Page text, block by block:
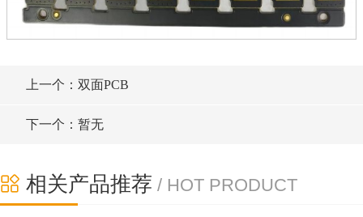
上一个：双面PCB
下一个：暂无
相关产品推荐 / HOT PRODUCT